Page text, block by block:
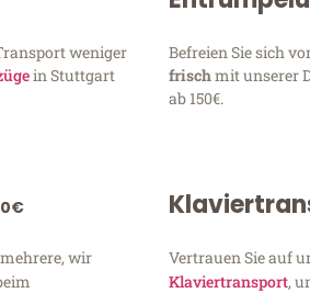
weniger
in Stuttgart
Befreien Sie sich
frischmit unserer
ab 150€.
wir
Vertrauen Sie auf
Klaviertransport,